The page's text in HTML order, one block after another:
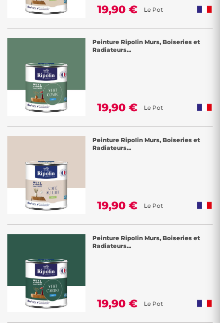
19,90 € Le Pot
Peinture Ripolin Murs, Boiseries et
Radiateurs...
19,90 € Le Pot
Peinture Ripolin Murs, Boiseries et
Radiateurs...
19,90 € Le Pot
Peinture Ripolin Murs, Boiseries et
Radiateurs...
19,90 € Le Pot